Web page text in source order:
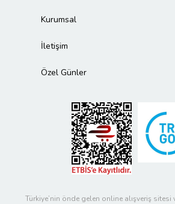
Kurumsal
İletişim
Özel Günler
Türkiye’nin önde gelen online alışveriş